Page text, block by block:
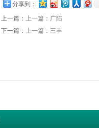
分享到：
上一篇： 上一篇：广陆
下一篇： 上一篇：三丰